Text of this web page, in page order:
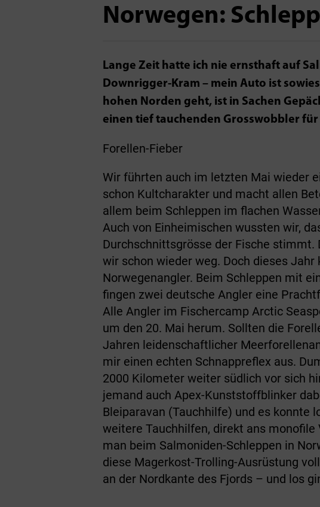
Norwegen:
Lange Zeit hatte ich nie ernsthaft auf
Downrigger-Kram – mein Auto ist
hohen Norden geht, ist in Sachen
einen tief tauchenden Grosswobbler
Forellen-Fieber
Wir führten auch im letzten Mai wieder
schon Kultcharakter und macht allen
allem beim Schleppen im flachen
Auch von Einheimischen wussten wir,
Durchschnittsgrösse der Fische
wir schon wieder weg. Doch dieses
Norwegenangler. Beim Schleppen mit
fingen zwei deutsche Angler eine
Alle Angler im Fischercamp Arctic
um den 20. Mai herum. Sollten die
Jahren leidenschaftlicher
mir einen echten Schnapp­reflex aus.
2000 Kilometer weiter südlich vor sich
jemand auch Apex-Kunststoffblinker
Bleiparavan (Tauchhilfe) und es konnte
weitere Tauchhilfen, direkt ans
man beim Salmoniden-Schleppen in
diese Magerkost-Trolling-Ausrüstung
an der Nordkante des Fjords – und los